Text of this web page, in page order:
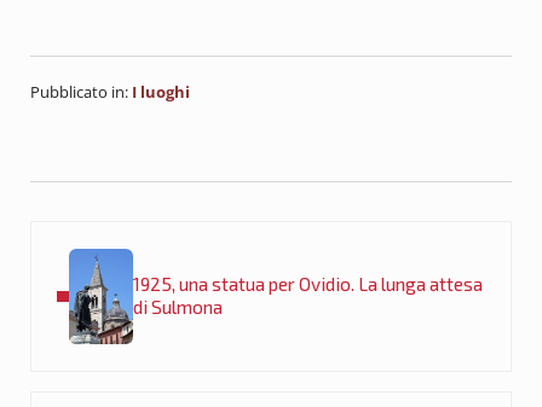
Pubblicato in: I luoghi
1925, una statua per Ovidio. La lunga attesa
di Sulmona